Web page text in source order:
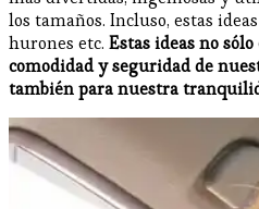
los tamaños. Incluso, estas
hurones etc. Estas ideas no
comodidad y seguridad de
también para nuestra